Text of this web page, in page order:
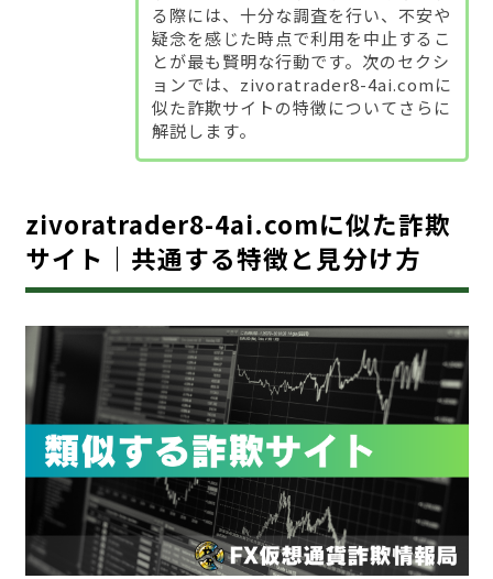
る際には、十分な調査を行い、不安や
疑念を感じた時点で利用を中止するこ
とが最も賢明な行動です。次のセクシ
ョンでは、zivoratrader8-4ai.comに
似た詐欺サイトの特徴についてさらに
解説します。
zivoratrader8-4ai.comに似た詐欺
サイト｜共通する特徴と見分け方